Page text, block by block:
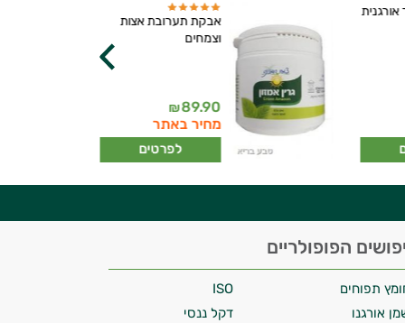
אבקת תערובת אצות
וצמחים
89.90
₪
מחיר באתר
לפרטים
הפופולריים
תפוחים
ISO
אורגנו
דקל ננסי